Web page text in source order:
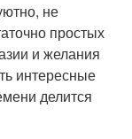
не
простых
и желания
интересные
делится